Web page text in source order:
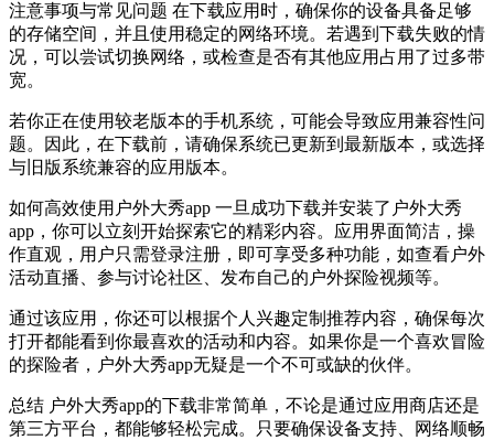
注意事项与常见问题 在下载应用时，确保你的设备具备足够
的存储空间，并且使用稳定的网络环境。若遇到下载失败的情
况，可以尝试切换网络，或检查是否有其他应用占用了过多带
宽。
若你正在使用较老版本的手机系统，可能会导致应用兼容性问
题。因此，在下载前，请确保系统已更新到最新版本，或选择
与旧版系统兼容的应用版本。
如何高效使用户外大秀app 一旦成功下载并安装了户外大秀
app，你可以立刻开始探索它的精彩内容。应用界面简洁，操
作直观，用户只需登录注册，即可享受多种功能，如查看户外
活动直播、参与讨论社区、发布自己的户外探险视频等。
通过该应用，你还可以根据个人兴趣定制推荐内容，确保每次
打开都能看到你最喜欢的活动和内容。如果你是一个喜欢冒险
的探险者，户外大秀app无疑是一个不可或缺的伙伴。
总结 户外大秀app的下载非常简单，不论是通过应用商店还是
第三方平台，都能够轻松完成。只要确保设备支持、网络顺畅